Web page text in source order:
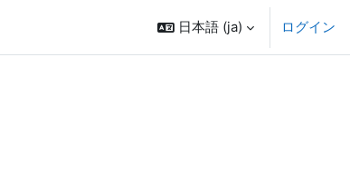
日本語 ‎(ja)‎ ログイン